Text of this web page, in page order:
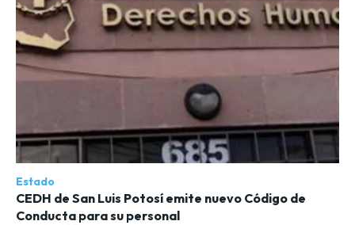
Estado
CEDH de San Luis Potosí emite nuevo Código de
Conducta para su personal